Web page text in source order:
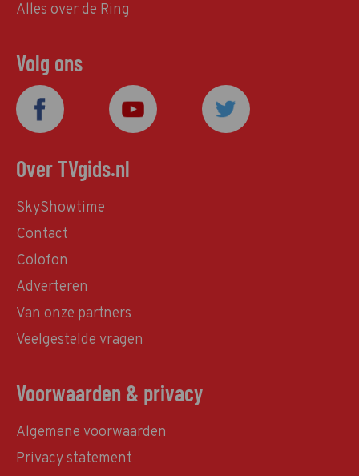
Alles over de Ring
Volg ons
Over TVgids.nl
SkyShowtime
Contact
Colofon
Adverteren
Van onze partners
Veelgestelde vragen
Voorwaarden & privacy
Algemene voorwaarden
Privacy statement